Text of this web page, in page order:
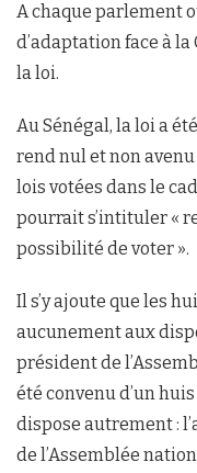
A chaque parlement
d’adaptation face à
la loi.
Au Sénégal, la loi a
rend nul et non
lois votées dans le
pourrait s’intituler «
possibilité de voter ».
Il s’y ajoute que les
aucunement aux
président de
été convenu d’un
dispose autrement :
de l’Assemblée